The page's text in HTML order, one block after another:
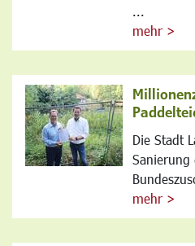
mehr >
Die Stadt
Sanierung
mehr >